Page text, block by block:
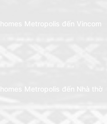
Metropolis đến Vincom
Metropolis đến Nhà thờ